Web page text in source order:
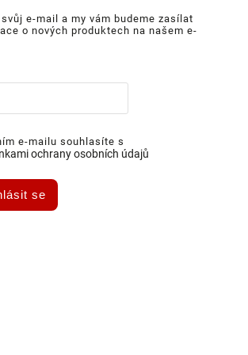
e-mail a my vám budeme zasílat
o nových produktech na našem e-
e-mailu souhlasíte s
ochrany osobních údajů
se